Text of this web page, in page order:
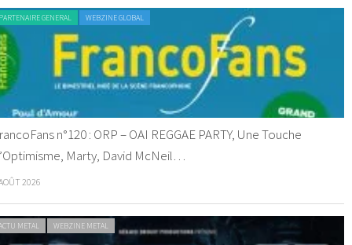
GENERAL WEBZINE GLOBAL
n°120 : ORP – OAI REGGAE PARTY, Une Touche
Marty, David McNeil…
2026
METAL WEBZINE METAL